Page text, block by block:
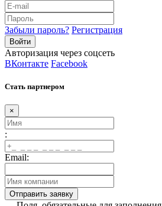
Забыли пароль? Регистрация
Авторизация через соцсеть
ВКонтакте Facebook
Стать партнером
×
:
Email: